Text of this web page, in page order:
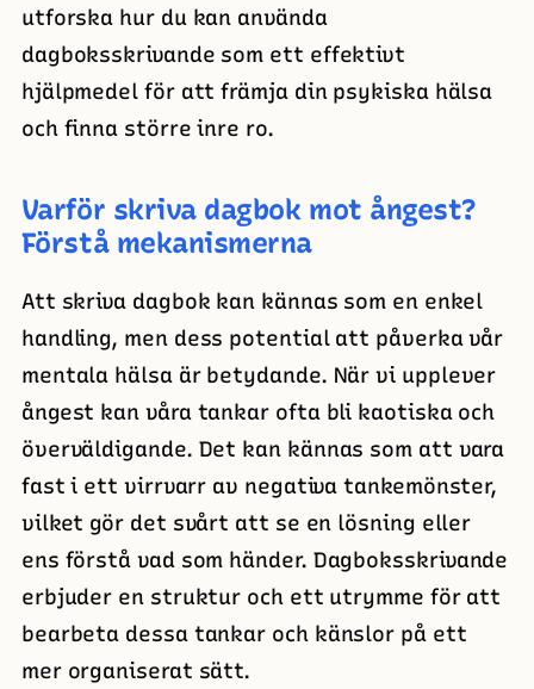
utforska hur du kan använda
dagboksskrivande som ett effektivt
hjälpmedel för att främja din psykiska hälsa
och finna större inre ro.
Varför skriva dagbok mot ångest?
Förstå mekanismerna
Att skriva dagbok kan kännas som en enkel
handling, men dess potential att påverka vår
mentala hälsa är betydande. När vi upplever
ångest kan våra tankar ofta bli kaotiska och
överväldigande. Det kan kännas som att vara
fast i ett virrvarr av negativa tankemönster,
vilket gör det svårt att se en lösning eller
ens förstå vad som händer. Dagboksskrivande
erbjuder en struktur och ett utrymme för att
bearbeta dessa tankar och känslor på ett
mer organiserat sätt.